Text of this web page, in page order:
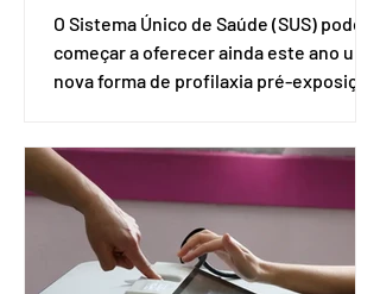
O Sistema Único de Saúde (SUS) pode
começar a oferecer ainda este ano uma
nova forma de profilaxia pré-exposição
medicamento carbotegravir, que
impede a replicação do vírus de forma
prolongada e pode ser tomado a cada
dois meses. O pedido de inclusão vai
ser encaminhado pelo Ministério da